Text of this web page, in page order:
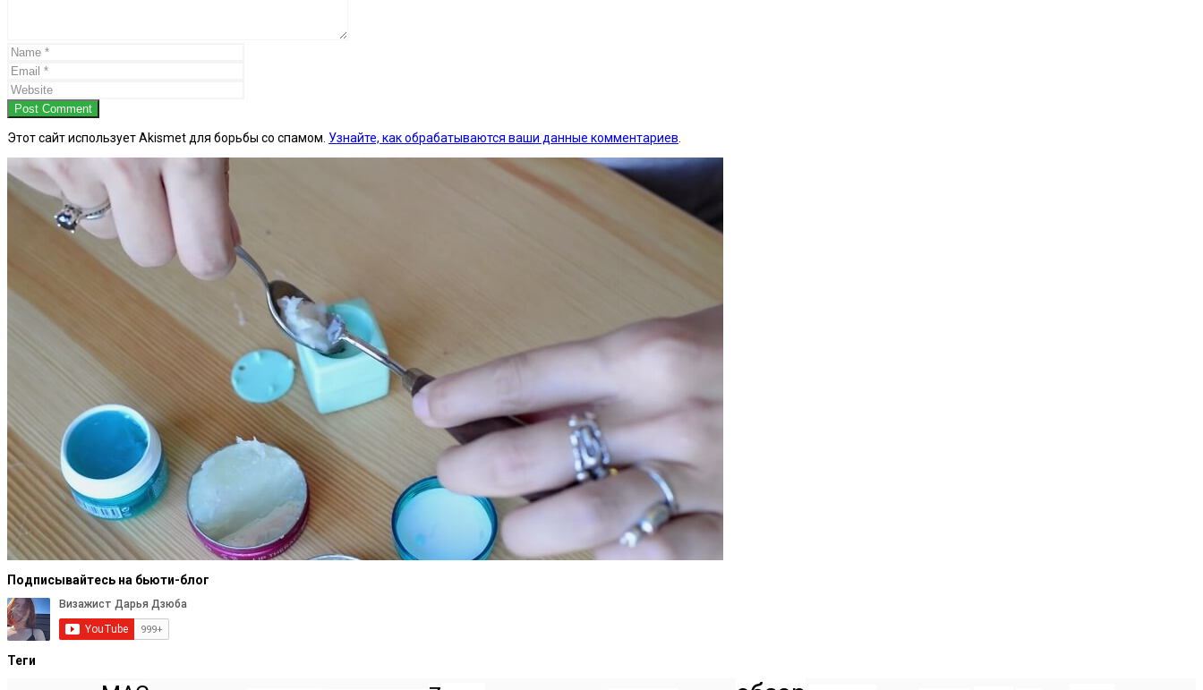
Post Comment
Этот сайт использует Akismet для борьбы со спамом. Узнайте, как обрабатываются ваши данные комментариев
Подписывайтесь на бьюти-блог
Теги